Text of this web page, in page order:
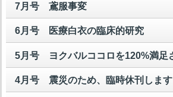
7月号 鳶服事変
6月号 医療白衣の臨床的研究
4月号 震災のため、臨時休刊します